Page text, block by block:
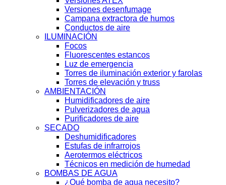
Versiones desenfumage
Campana extractora de humos
Conductos de aire
ILUMINACIÓN
Focos
Fluorescentes estancos
Luz de emergencia
Torres de iluminación exterior y farolas
Torres de elevación y truss
AMBIENTACIÓN
Humidificadores de aire
Pulverizadores de agua
Purificadores de aire
SECADO
Deshumidificadores
Estufas de infrarrojos
Aerotermos eléctricos
Técnicos en medición de humedad
BOMBAS DE AGUA
¿Qué bomba de agua necesito?